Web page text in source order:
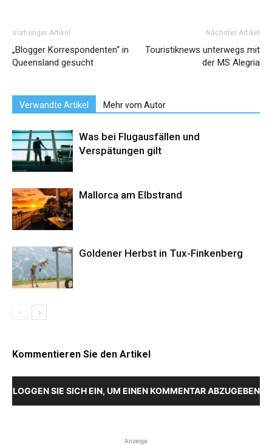
Vorheriger Artikel
„Blogger Korrespondenten“ in
Queensland gesucht
Nächster Artikel
Touristiknews unterwegs mit
der MS Alegria
Verwandte Artikel Mehr vom Autor
Was bei Flugausfällen und
Verspätungen gilt
Mallorca am Elbstrand
Goldener Herbst in Tux-Finkenberg
Kommentieren Sie den Artikel
LOGGEN SIE SICH EIN, UM EINEN KOMMENTAR ABZUGEBEN
Anzeige